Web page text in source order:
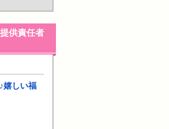
供責任者
嬉しい福